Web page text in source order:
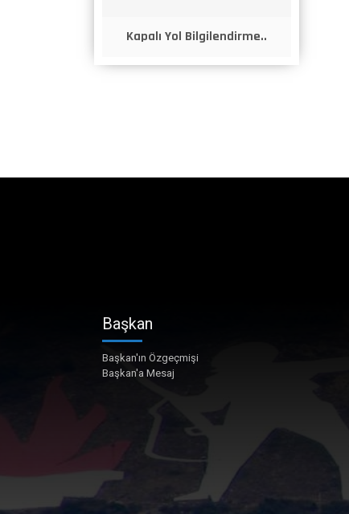
Kapalı Yol Bilgilendirme..
Başkan
Başkan'ın Özgeçmişi
Başkan'a Mesaj